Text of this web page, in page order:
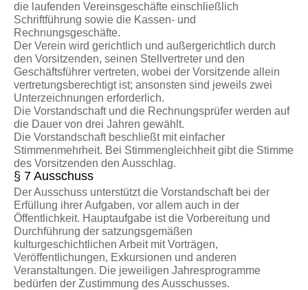
die laufenden Vereinsgeschäfte einschließlich
Schriftführung sowie die Kassen- und
Rechnungsgeschäfte.
Der Verein wird gerichtlich und außergerichtlich durch
den Vorsitzenden, seinen Stellvertreter und den
Geschäftsführer vertreten, wobei der Vorsitzende allein
vertretungsberechtigt ist; ansonsten sind jeweils zwei
Unterzeichnungen erforderlich.
Die Vorstandschaft und die Rechnungsprüfer werden auf
die Dauer von drei Jahren gewählt.
Die Vorstandschaft beschließt mit einfacher
Stimmenmehrheit. Bei Stimmengleichheit gibt die Stimme
des Vorsitzenden den Ausschlag.
§ 7 Ausschuss
Der Ausschuss unterstützt die Vorstandschaft bei der
Erfüllung ihrer Aufgaben, vor allem auch in der
Öffentlichkeit. Hauptaufgabe ist die Vorbereitung und
Durchführung der satzungsgemäßen
kulturgeschichtlichen Arbeit mit Vorträgen,
Veröffentlichungen, Exkursionen und anderen
Veranstaltungen. Die jeweiligen Jahresprogramme
bedürfen der Zustimmung des Ausschusses.